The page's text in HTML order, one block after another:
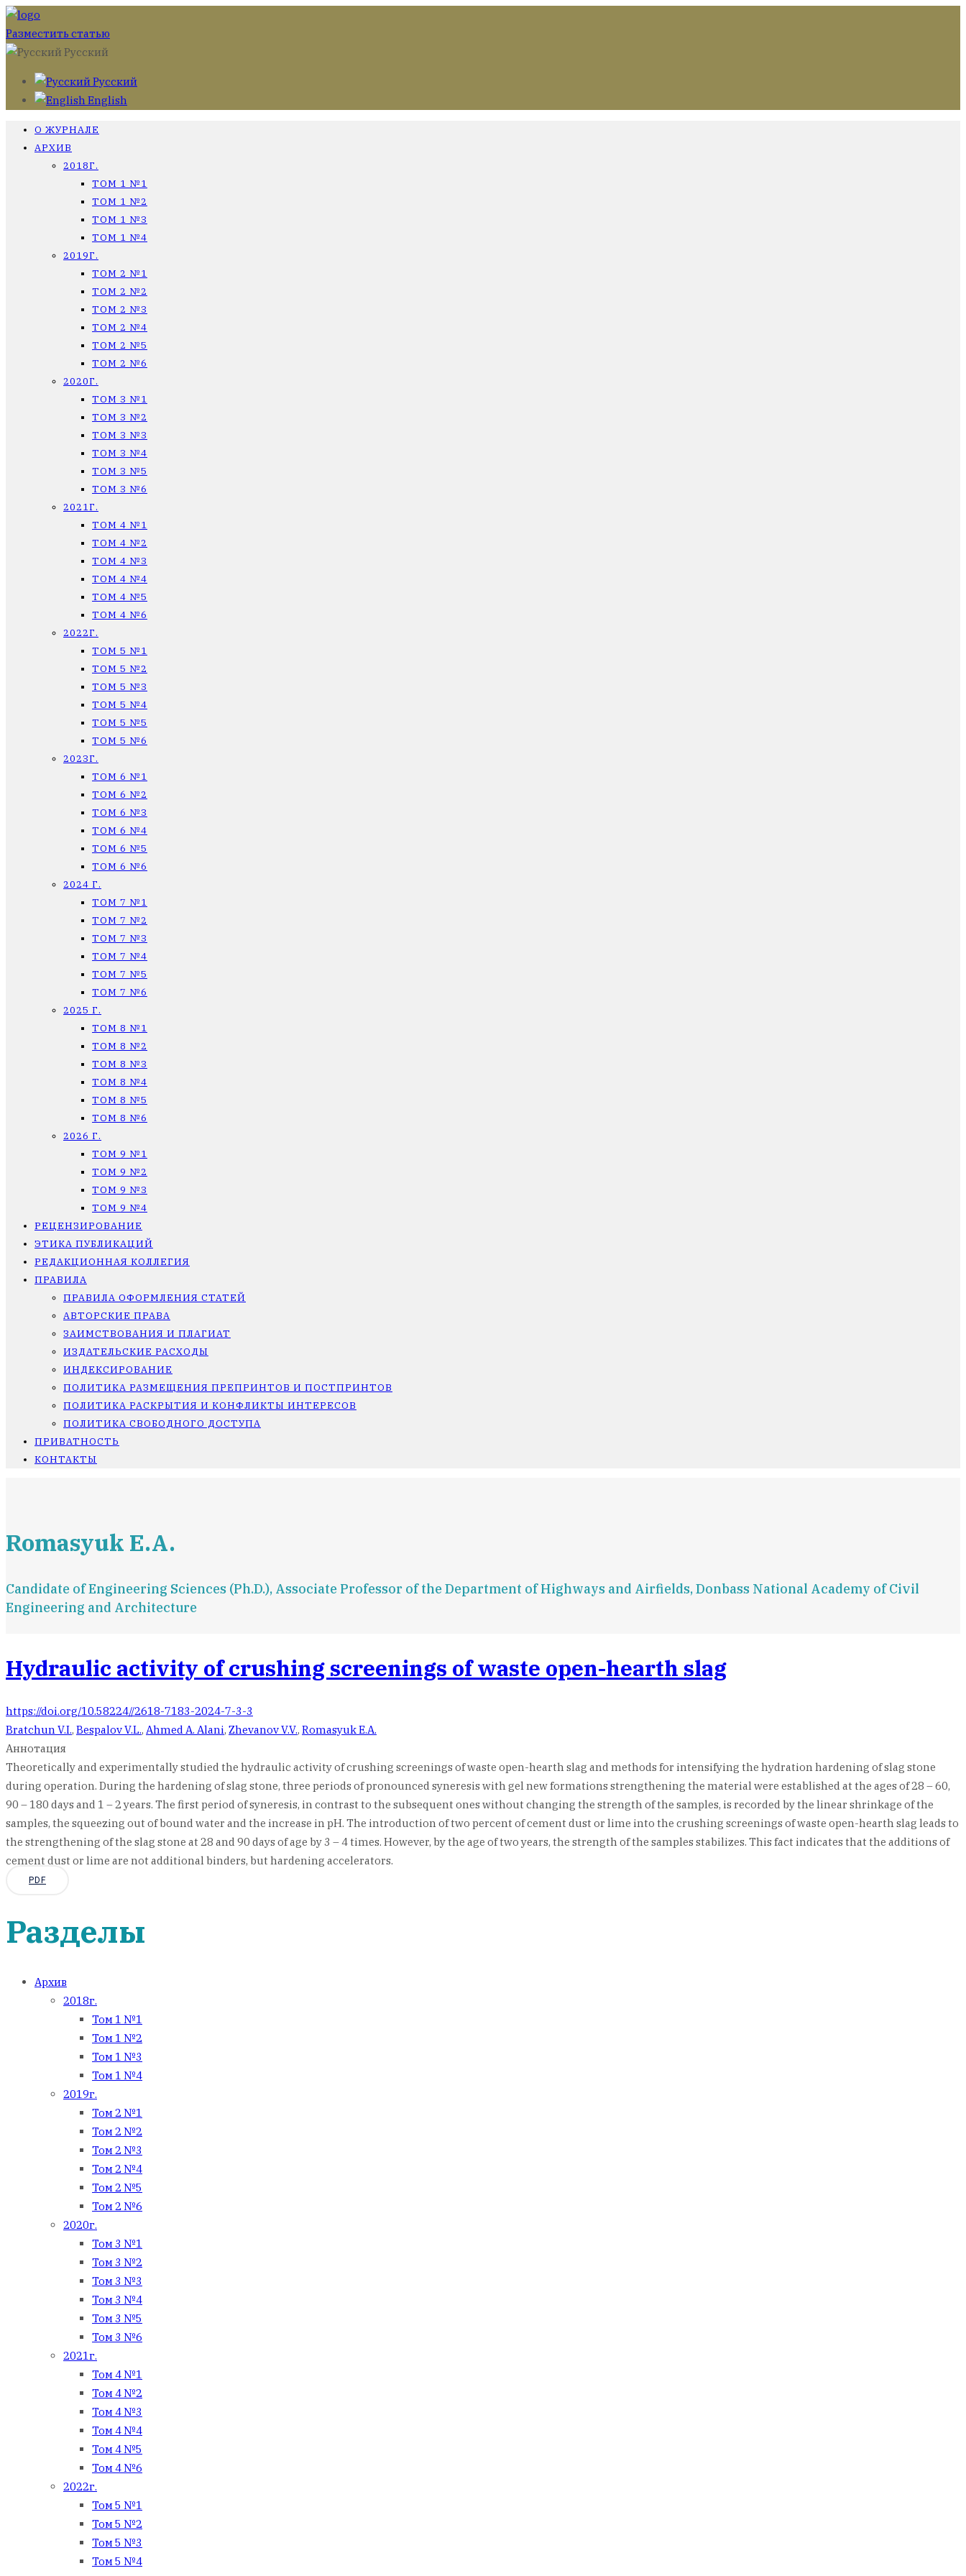
Разместить статью
Русский
Русский
English
О ЖУРНАЛЕ
АРХИВ
2018Г.
ТОМ 1 №1
ТОМ 1 №2
ТОМ 1 №3
ТОМ 1 №4
2019Г.
ТОМ 2 №1
ТОМ 2 №2
ТОМ 2 №3
ТОМ 2 №4
ТОМ 2 №5
ТОМ 2 №6
2020Г.
ТОМ 3 №1
ТОМ 3 №2
ТОМ 3 №3
ТОМ 3 №4
ТОМ 3 №5
ТОМ 3 №6
2021Г.
ТОМ 4 №1
ТОМ 4 №2
ТОМ 4 №3
ТОМ 4 №4
ТОМ 4 №5
ТОМ 4 №6
2022Г.
ТОМ 5 №1
ТОМ 5 №2
ТОМ 5 №3
ТОМ 5 №4
ТОМ 5 №5
ТОМ 5 №6
2023Г.
ТОМ 6 №1
ТОМ 6 №2
ТОМ 6 №3
ТОМ 6 №4
ТОМ 6 №5
ТОМ 6 №6
2024 Г.
ТОМ 7 №1
ТОМ 7 №2
ТОМ 7 №3
ТОМ 7 №4
ТОМ 7 №5
ТОМ 7 №6
2025 Г.
ТОМ 8 №1
ТОМ 8 №2
ТОМ 8 №3
ТОМ 8 №4
ТОМ 8 №5
ТОМ 8 №6
2026 Г.
ТОМ 9 №1
ТОМ 9 №2
ТОМ 9 №3
ТОМ 9 №4
РЕЦЕНЗИРОВАНИЕ
ЭТИКА ПУБЛИКАЦИЙ
РЕДАКЦИОННАЯ КОЛЛЕГИЯ
ПРАВИЛА
ПРАВИЛА ОФОРМЛЕНИЯ СТАТЕЙ
АВТОРСКИЕ ПРАВА
ЗАИМСТВОВАНИЯ И ПЛАГИАТ
ИЗДАТЕЛЬСКИЕ РАСХОДЫ
ИНДЕКСИРОВАНИЕ
ПОЛИТИКА РАЗМЕЩЕНИЯ ПРЕПРИНТОВ И ПОСТПРИНТОВ
ПОЛИТИКА РАСКРЫТИЯ И КОНФЛИКТЫ ИНТЕРЕСОВ
ПОЛИТИКА СВОБОДНОГО ДОСТУПА
ПРИВАТНОСТЬ
КОНТАКТЫ
Romasyuk E.A.
Candidate of Engineering Sciences (Ph.D.), Associate Professor of the Department of Highways and Airfields, Donbass National Academy of Civil
Engineering and Architecture
Hydraulic activity of crushing screenings of waste open-hearth slag
https://doi.org/10.58224//2618-7183-2024-7-3-3
Bratchun V.I., Bespalov V.L., Ahmed A. Alani, Zhevanov V.V., Romasyuk E.A.
Аннотация
Theoretically and experimentally studied the hydraulic activity of crushing screenings of waste open-hearth slag and methods for intensifying the hydration hardening of slag stone
during operation. During the hardening of slag stone, three periods of pronounced syneresis with gel new formations strengthening the material were established at the ages of 28 – 60,
90 – 180 days and 1 – 2 years. The first period of syneresis, in contrast to the subsequent ones without changing the strength of the samples, is recorded by the linear shrinkage of the
samples, the squeezing out of bound water and the increase in pH. The introduction of two percent of cement dust or lime into the crushing screenings of waste open-hearth slag leads to
the strengthening of the slag stone at 28 and 90 days of age by 3 – 4 times. However, by the age of two years, the strength of the samples stabilizes. This fact indicates that the additions of
cement dust or lime are not additional binders, but hardening accelerators.
PDF
Разделы
Архив
2018г.
Том 1 №1
Том 1 №2
Том 1 №3
Том 1 №4
2019г.
Том 2 №1
Том 2 №2
Том 2 №3
Том 2 №4
Том 2 №5
Том 2 №6
2020г.
Том 3 №1
Том 3 №2
Том 3 №3
Том 3 №4
Том 3 №5
Том 3 №6
2021г.
Том 4 №1
Том 4 №2
Том 4 №3
Том 4 №4
Том 4 №5
Том 4 №6
2022г.
Том 5 №1
Том 5 №2
Том 5 №3
Том 5 №4